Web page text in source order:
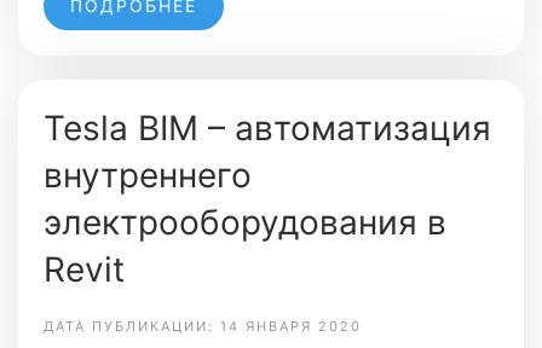
ПОДРОБНЕЕ
Tesla BIM – автоматизация
внутреннего
электрооборудования в
Revit
ДАТА ПУБЛИКАЦИИ: 14 ЯНВАРЯ 2020